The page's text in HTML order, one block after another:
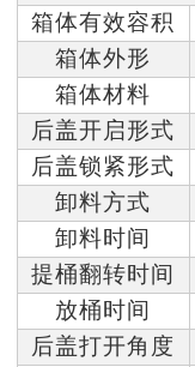
箱体有效容积
箱体外形
箱体材料
后盖开启形式
后盖锁紧形式
卸料方式
卸料时间
提桶翻转时间
放桶时间
后盖打开角度